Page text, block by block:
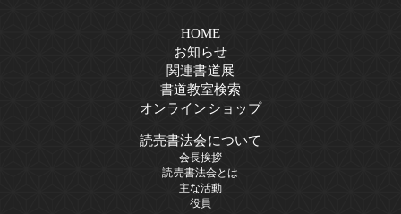
HOME
お知らせ
関連書道展
書道教室検索
オンラインショップ
読売書法会について
会長挨拶
読売書法会とは
主な活動
役員